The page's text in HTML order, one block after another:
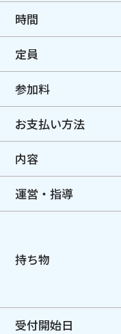
時間
定員
参加料
お支払い方法
内容
運営 ・指導
持ち物
受付開始日